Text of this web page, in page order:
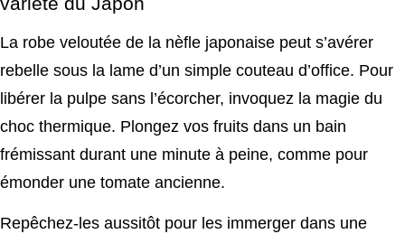
La robe veloutée de la nèfle japonaise peut s’avérer
rebelle sous la lame d’un simple couteau d’office. Pour
libérer la pulpe sans l’écorcher, invoquez la magie du
choc thermique. Plongez vos fruits dans un bain
frémissant durant une minute à peine, comme pour
émonder une tomate ancienne.
Repêchez-les aussitôt pour les immerger dans une